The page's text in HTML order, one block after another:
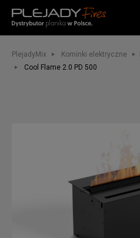
Home
Garden
PlejadyMix Kominki elektryczne
Cool Flame 2.0 PD 500